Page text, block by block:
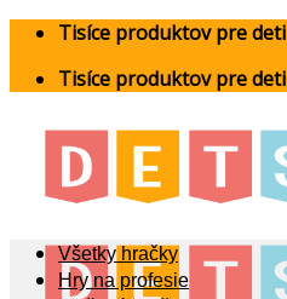
Skip
content
Tisíce produktov pre
Tisíce produktov pre
Všetky hračky
Hry na profesie